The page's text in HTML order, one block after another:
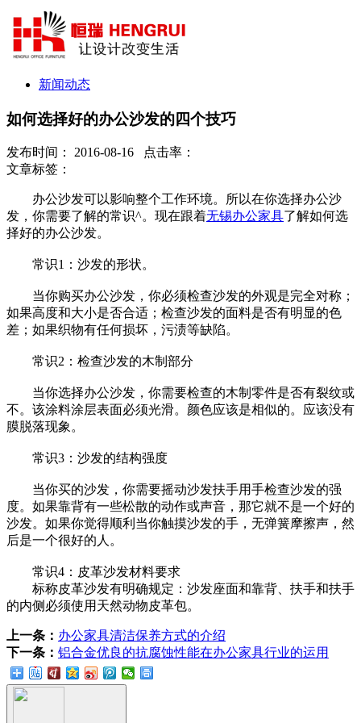
新闻动态
如何选择好的办公沙发的四个技巧
发布时间： 2016-08-16 点击率：
文章标签：
办公沙发可以影响整个工作环境。所以在你选择办公沙
发，你需要了解的常识^。现在跟着无锡办公家具了解如何选
择好的办公沙发。
常识1：沙发的形状。
当你购买办公沙发，你必须检查沙发的外观是完全对称；
如果高度和大小是否合适；检查沙发的面料是否有明显的色
差；如果织物有任何损坏，污渍等缺陷。
常识2：检查沙发的木制部分
当你选择办公沙发，你需要检查的木制零件是否有裂纹或
不。该涂料涂层表面必须光滑。颜色应该是相似的。应该没有
膜脱落现象。
常识3：沙发的结构强度
当你买的沙发，你需要摇动沙发扶手用手检查沙发的强
度。如果靠背有一些松散的动作或声音，那它就不是一个好的
沙发。如果你觉得顺利当你触摸沙发的手，无弹簧摩擦声，然
后是一个很好的人。
常识4：皮革沙发材料要求
标称皮革沙发有明确规定：沙发座面和靠背、扶手和扶手
的内侧必须使用天然动物皮革包。
上一条： 办公家具清洁保养方式的介绍
下一条： 铝合金优良的抗腐蚀性能在办公家具行业的运用